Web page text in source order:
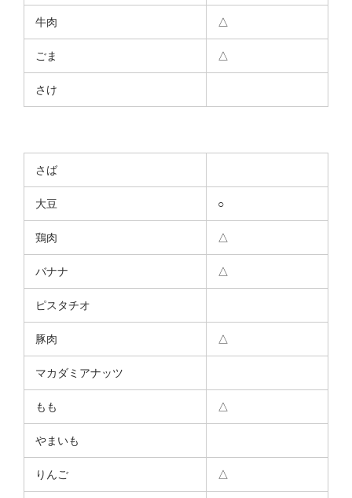
牛肉 △
ごま △
さけ
さば
大豆 ○
鶏肉 △
バナナ △
ピスタチオ
豚肉 △
マカダミアナッツ
もも △
やまいも
りんご △